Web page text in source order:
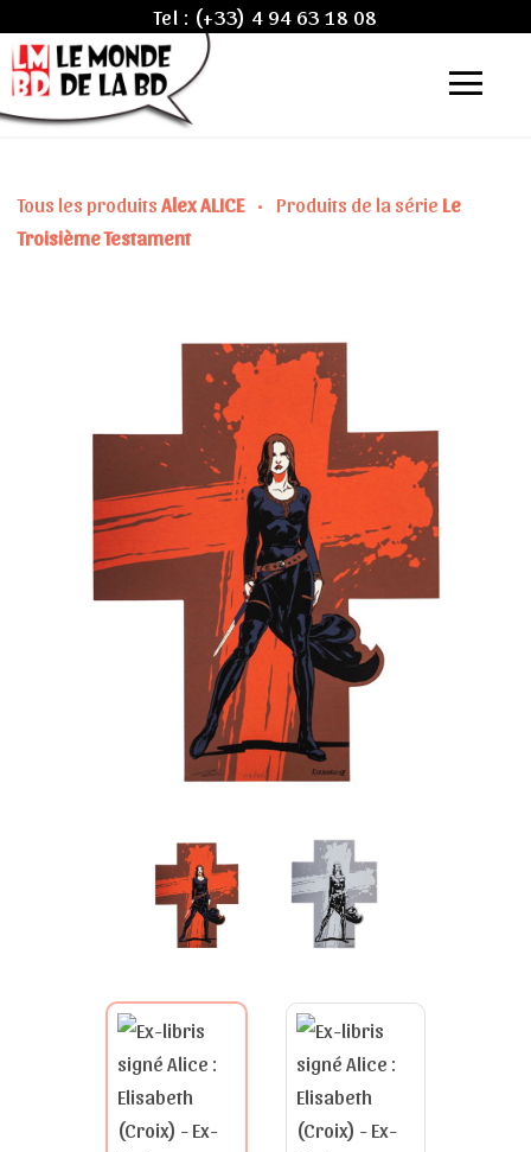
Tel : (+33) 4 94 63 18 08
Tous les produits Alex ALICE • Produits de la série Le
Troisième Testament